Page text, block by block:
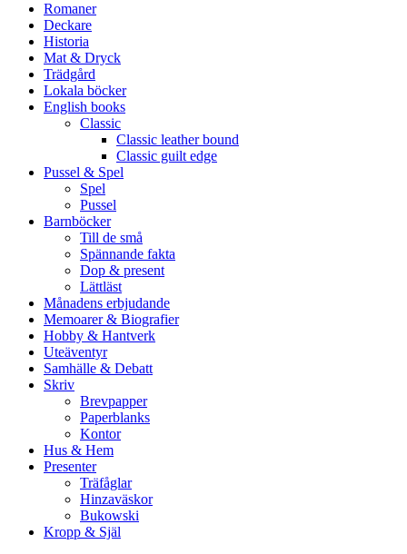
Romaner
Deckare
Historia
Mat & Dryck
Trädgård
Lokala böcker
English books
Classic
Classic leather bound
Classic guilt edge
Pussel & Spel
Spel
Pussel
Barnböcker
Till de små
Spännande fakta
Dop & present
Lättläst
Månadens erbjudande
Memoarer & Biografier
Hobby & Hantverk
Uteäventyr
Samhälle & Debatt
Skriv
Brevpapper
Paperblanks
Kontor
Hus & Hem
Presenter
Träfåglar
Hinzaväskor
Bukowski
Kropp & Själ